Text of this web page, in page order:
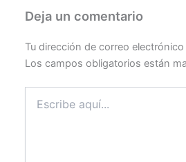
Deja un comentario
Tu dirección de correo
Los campos obligatorios están
aquí...